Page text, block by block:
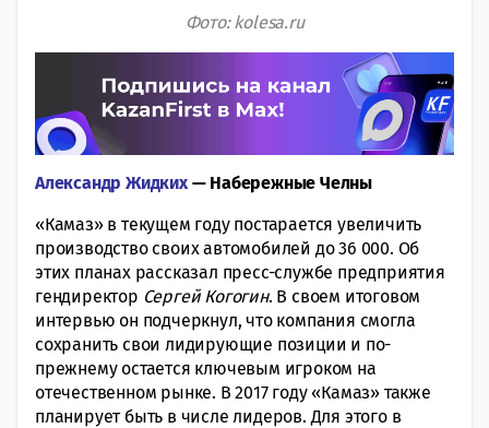
Фото: kolesa.ru
Александр Жидких — Набережные Челны
«Камаз» в текущем году постарается увеличить
производство своих автомобилей до 36 000. Об
этих планах рассказал пресс-службе предприятия
гендиректор Сергей Когогин. В своем итоговом
интервью он подчеркнул, что компания смогла
сохранить свои лидирующие позиции и по-
прежнему остается ключевым игроком на
отечественном рынке. В 2017 году «Камаз» также
планирует быть в числе лидеров. Для этого в